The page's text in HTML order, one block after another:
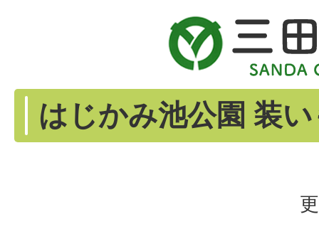
はじかみ池公園 装